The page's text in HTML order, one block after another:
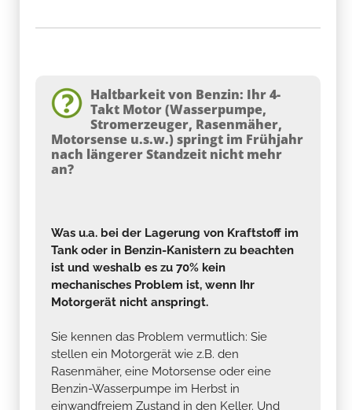
Stromerzeuger, Rasenmäher,
Motorsense u.s.w.) springt im Frühjahr
nach längerer Standzeit nicht mehr
an?
ist und weshalb es zu 70% kein
mechanisches Problem ist, wenn Ihr
Motorgerät nicht anspringt.
Sie kennen das Problem vermutlich: Sie
Rasenmäher, eine Motorsense oder eine
Benzin-Wasserpumpe im Herbst in
einwandfreiem Zustand in den Keller. Und
wenn Sie es im Frühling wieder hervor holen,
will der Motor partout nicht mehr anspringen.